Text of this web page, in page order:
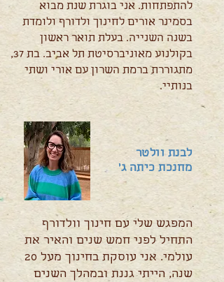
להתפתחות. אני בוגרת שנת מבוא
בסמינר אורים לחינוך ולדורף ולומדת
בשנה השנייה. בעלת תואר ראשון
בקולנוע מאוניברסיטת תל אביב. בת 37,
מתגוררת ברמת השרון עם אורי ושתי
בנותיי.
לבנת וולטר
מחנכת כיתה ג'
המפגש שלי עם חינוך וולדורף
התחיל לפני חמש שנים והאיר את
עולמי. אני עוסקת בחינוך מעל 20
שנה, הייתי גננת ובמהלך השנים